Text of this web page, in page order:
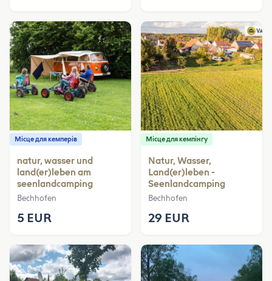
Місце для кемперів
natur, wasser und
land(er)leben am
seenlandcamping
Bechhofen
5 EUR
Місце для кемпінгу
Natur, Wasser,
Land(er)leben -
Seenlandcamping
Bechhofen
29 EUR